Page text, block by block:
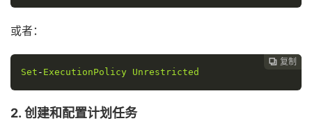
或者：
 复制
Set - ExecutionPolicy Unrestricted
2. 创建和配置计划任务